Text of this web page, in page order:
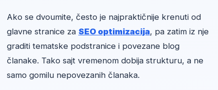
Ako se dvoumite, često je najpraktičnije krenuti od
glavne stranice za SEO optimizacija, pa zatim iz nje
graditi tematske podstranice i povezane blog
članake. Tako sajt vremenom dobija strukturu, a ne
samo gomilu nepovezanih članaka.